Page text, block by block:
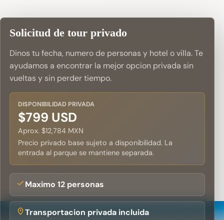
Solicitud de tour privado
Dinos tu fecha, numero de personas y hotel o villa. Te
ayudamos a encontrar la mejor opcion privada sin
vueltas y sin perder tiempo.
DISPONIBILIDAD PRIVADA
$799 USD
Aprox. $12,784 MXN
Precio privado base sujeto a disponibilidad. La
entrada al parque se mantiene separada.
Maximo 12 personas
Transportacion privada incluida